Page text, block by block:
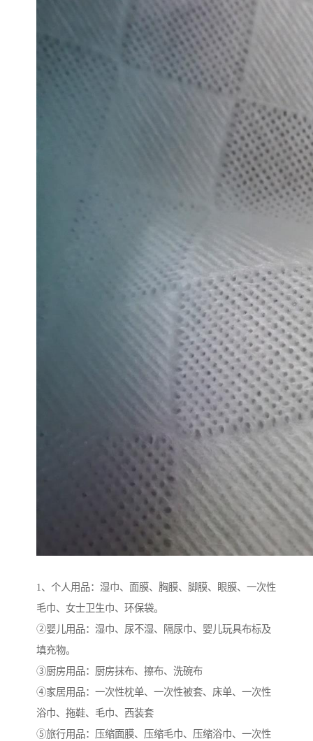
1、个人用品：湿巾、面膜、胸膜、脚膜、眼膜、一次性
毛巾、女士卫生巾、环保袋。
②婴儿用品：湿巾、尿不湿、隔尿巾、婴儿玩具布标及
填充物。
③厨房用品：厨房抹布、擦布、洗碗布
④家居用品：一次性枕单、一次性被套、床单、一次性
浴巾、拖鞋、毛巾、西装套
⑤旅行用品：压缩面膜、压缩毛巾、压缩浴巾、一次性